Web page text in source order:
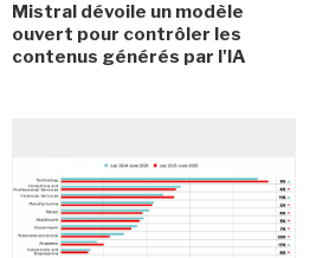
Mistral dévoile un modèle
ouvert pour contrôler les
contenus générés par l'IA